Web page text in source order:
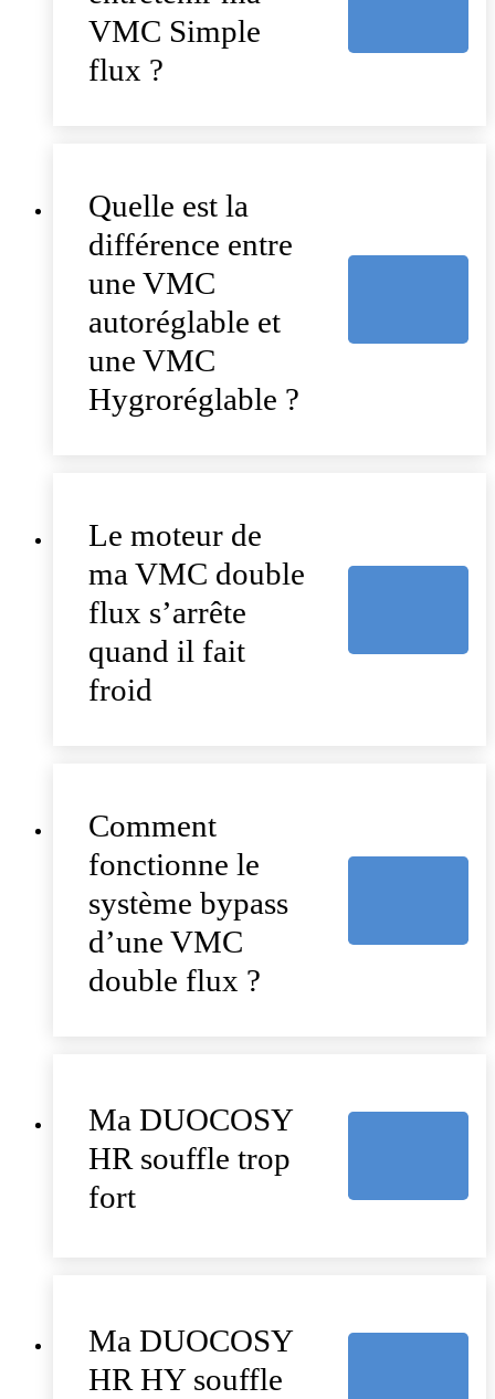
VMC Simple
flux ?
Quelle est la
différence entre
une VMC
autoréglable et
une VMC
Hygroréglable ?
Le moteur de
ma VMC double
flux s’arrête
quand il fait
froid
Comment
fonctionne le
système bypass
d’une VMC
double flux ?
Ma DUOCOSY
HR souffle trop
fort
Ma DUOCOSY
HR HY souffle